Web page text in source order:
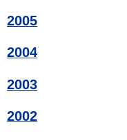
2005
2004
2003
2002